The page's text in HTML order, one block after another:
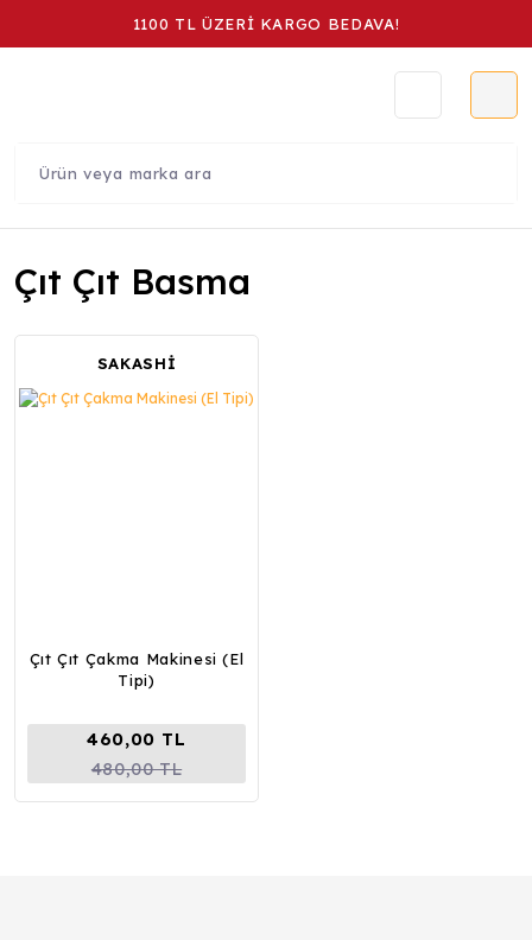
1100 TL ÜZERİ KARGO BEDAVA!
Çıt Çıt Basma
SAKASHİ
Çıt Çıt Çakma Makinesi (El
Tipi)
460,00 TL
480,00 TL